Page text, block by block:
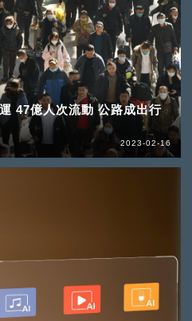
47億人次流動 公路成出行
2023-02-16